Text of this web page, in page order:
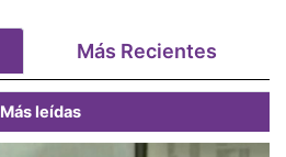
Más Recientes
Más leídas